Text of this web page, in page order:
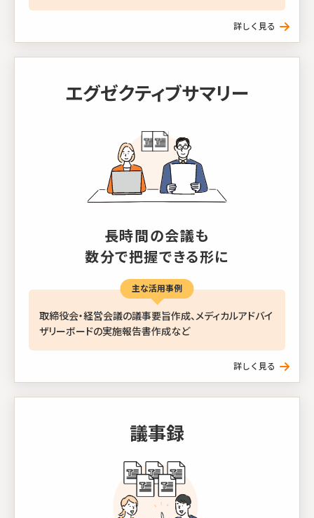
エグゼクティブサマリー
長時間の会議も
数分で把握できる形に
主な活用事例
取締役会・経営会議の議事要旨作成、メディカルアドバイ
ザリーボードの実施報告書作成など
議事録